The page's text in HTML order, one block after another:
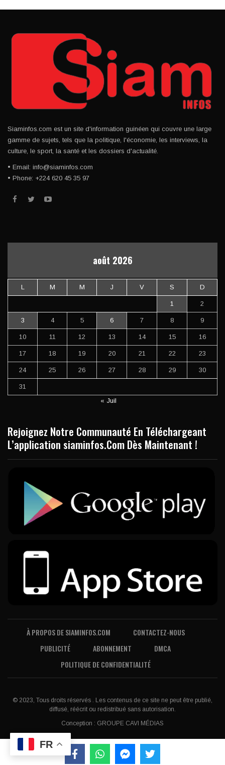
Siaminfos.com est un site d'information guinéen qui couvre une large
gamme de sujets, tels que la politique, l'économie, les interviews, la
culture, le sport, la santé et les dossiers d'actualité.
• Email: info@siaminfos.com
• Phone: +224 620 45 35 97
août 2026
L M M J V S D
1 2
3 4 5 6 7 8 9
10 11 12 13 14 15 16
17 18 19 20 21 22 23
24 25 26 27 28 29 30
31
« Juil
Rejoignez Notre Communauté En Téléchargeant
L’application siaminfos.Com Dès Maintenant !
À PROPOS DE SIAMINFOS.COM
CONTACTEZ-NOUS
PUBLICITÉ
ABONNEMENT
DMCA
POLITIQUE DE CONFIDENTIALITÉ
© 2023, Tous droits réservés . Les contenus de ce site ne peut être publié,
diffusé, réécrit ou redistribué sans autorisation.
Conception : GROUPE CAVI MÉDIAS
FR